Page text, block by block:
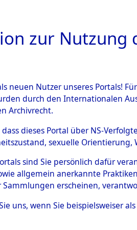
HOME
durch
0002
zur Nutzung
neuen Nutzer unseres Portals!
durch den Internationalen
Archivrecht.
dieses Portal über NS-
sexuelle
sind Sie persönlich dafür
allgemein anerkannte
erscheinen,
uns, wenn Sie beispielsweiser